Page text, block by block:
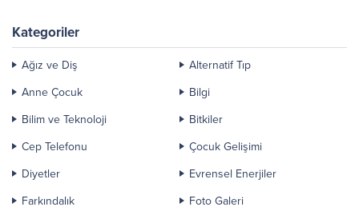
Kategoriler
Ağız ve Diş
Alternatif Tıp
Anne Çocuk
Bilgi
Bilim ve Teknoloji
Bitkiler
Cep Telefonu
Çocuk Gelişimi
Diyetler
Evrensel Enerjiler
Farkındalık
Foto Galeri